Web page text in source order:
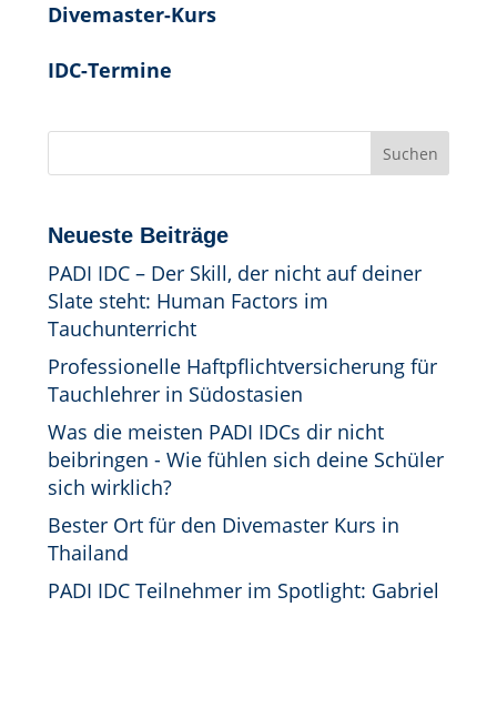
Divemaster-Kurs
IDC-Termine
Suchen
Neueste Beiträge
PADI IDC – Der Skill, der nicht auf deiner
Slate steht: Human Factors im
Tauchunterricht
Professionelle Haftpflichtversicherung für
Tauchlehrer in Südostasien
Was die meisten PADI IDCs dir nicht
beibringen - Wie fühlen sich deine Schüler
sich wirklich?
Bester Ort für den Divemaster Kurs in
Thailand
PADI IDC Teilnehmer im Spotlight: Gabriel